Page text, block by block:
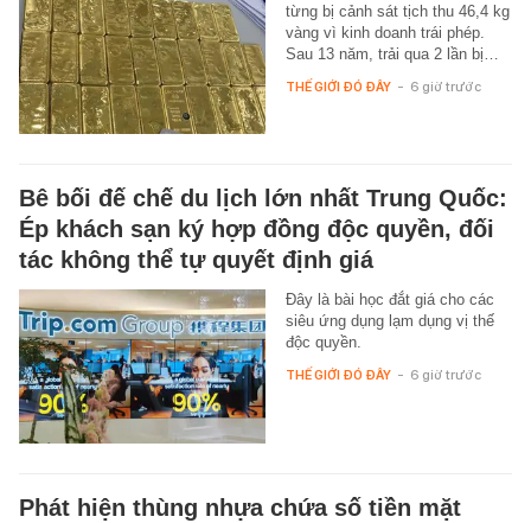
từng bị cảnh sát tịch thu 46,4 kg
vàng vì kinh doanh trái phép.
Sau 13 năm, trải qua 2 lần bị…
THẾ GIỚI ĐÓ ĐÂY - 6 giờ trước
Bê bối đế chế du lịch lớn nhất Trung Quốc:
Ép khách sạn ký hợp đồng độc quyền, đối
tác không thể tự quyết định giá
Đây là bài học đắt giá cho các
siêu ứng dụng lạm dụng vị thế
độc quyền.
THẾ GIỚI ĐÓ ĐÂY - 6 giờ trước
Phát hiện thùng nhựa chứa số tiền mặt